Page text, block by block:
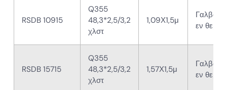
RSDB 10915
Q355
48,3*2,5/3,2
χλστ
1,09Χ1,5μ
εν
RSDB 15715
Q355
48,3*2,5/3,2
χλστ
1,57Χ1,5μ
εν